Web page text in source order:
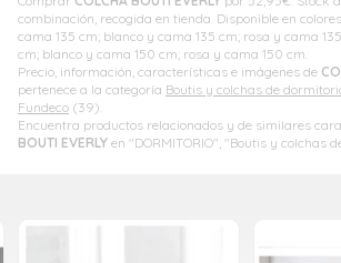
combinación, recogida en tienda. Disponible en
cama 135 cm; blanco y cama 135 cm; rosa y cama
cm; blanco y cama 150 cm; rosa y cama 150 cm.
Precio, información, características e imágenes de
pertenece a la categoría Boutis y colchas de
Fundeco (39).
Encuentra productos relacionados y de similares
BOUTI EVERLY en "DORMITORIO", "Boutis y colchas